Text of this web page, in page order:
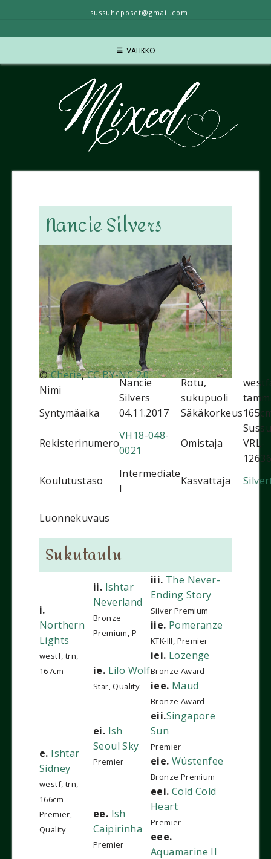
sussuheposet@gmail.com
VALIKKO
Nancie Silvers
©Cherie,CC BY-NC 2.0
Nimi
Nancie
Silvers
Rotu,
sukupuoli
Syntymäaika
04.11.2017 Säkäkorkeus
Rekisterinumero
VH18-048-
0021
Omistaja
Sussu
VRL-
12636
Koulutustaso
Intermediate
I
Kasvattaja
Luonnekuvaus
Sukutaulu
i.
Northern
Lights
westf, trn,
167cm
ii. Ishtar
Neverland
Bronze
Premium, P
iii. The Never-
Ending Story
Silver Premium
iie. Pomeranze
KTK-III, Premier
ie. Lilo Wolf
Star, Quality
iei. Lozenge
Bronze Award
iee. Maud
Bronze Award
e. Ishtar
Sidney
westf, trn,
166cm
Premier,
Quality
ei. Ish
Seoul Sky
Premier
eii.Singapore
Sun
Premier
eie. Wüstenfee
Bronze Premium
ee. Ish
Caipirinha
Premier
eei. Cold Cold
Heart
Premier
eee.
Aquamarine II